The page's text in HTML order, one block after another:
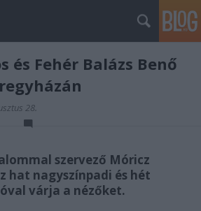
és Fehér Balázs Benő
28.
szervező Móricz
hat nagyszínpadi és hét
várja a nézőket.